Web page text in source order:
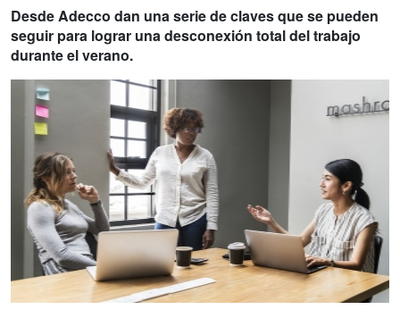
Desde Adecco dan una serie de claves que se pueden
seguir para lograr una desconexión total del trabajo
durante el verano.